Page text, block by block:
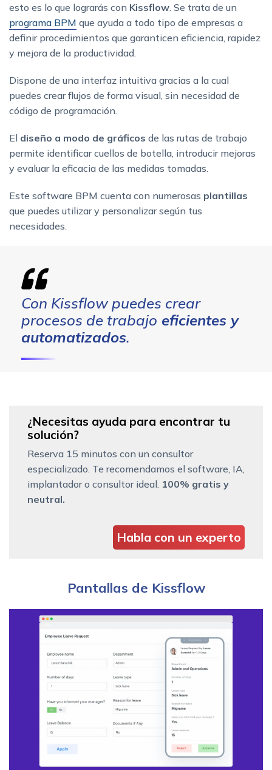
esto es lo que lograrás con Kissflow . Se trata de un
programa BPM que ayuda a todo tipo de empresas a
definir procedimientos que garanticen eficiencia, rapidez
y mejora de la productividad.
Dispone de una interfaz intuitiva gracias a la cual
puedes crear flujos de forma visual, sin necesidad de
código de programación.
El diseño a modo de gráficos de las rutas de trabajo
permite identificar cuellos de botella, introducir mejoras
y evaluar la eficacia de las medidas tomadas.
Este software BPM cuenta con numerosas plantillas
que puedes utilizar y personalizar según tus
necesidades.
Con Kissflow puedes crear
procesos de trabajo eficientes y
automatizados.
¿Necesitas ayuda para encontrar tu
solución?
Reserva 15 minutos con un consultor
especializado. Te recomendamos el software, IA,
implantador o consultor ideal. 100% gratis y
neutral.
Habla con un experto
Pantallas de Kissflow